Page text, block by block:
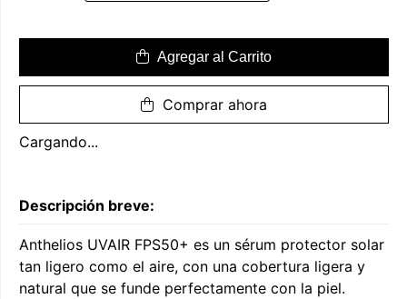
Agregar al Carrito
Comprar ahora
Cargando...
Descripción breve:
Anthelios UVAIR FPS50+ es un sérum protector solar
tan ligero como el aire, con una cobertura ligera y
natural que se funde perfectamente con la piel.